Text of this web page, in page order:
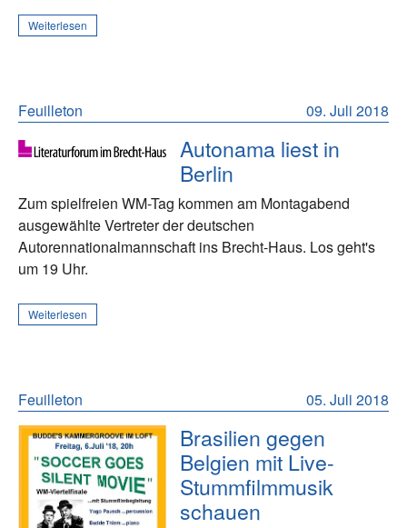
Weiterlesen
09. Juli 2018
Feuilleton
Autonama liest in
Berlin
Zum spielfreien WM-Tag kommen am Montagabend
ausgewählte Vertreter der deutschen
Autorennationalmannschaft ins Brecht-Haus. Los geht's
um 19 Uhr.
Weiterlesen
05. Juli 2018
Feuilleton
Brasilien gegen
Belgien mit Live-
Stummfilmmusik
schauen